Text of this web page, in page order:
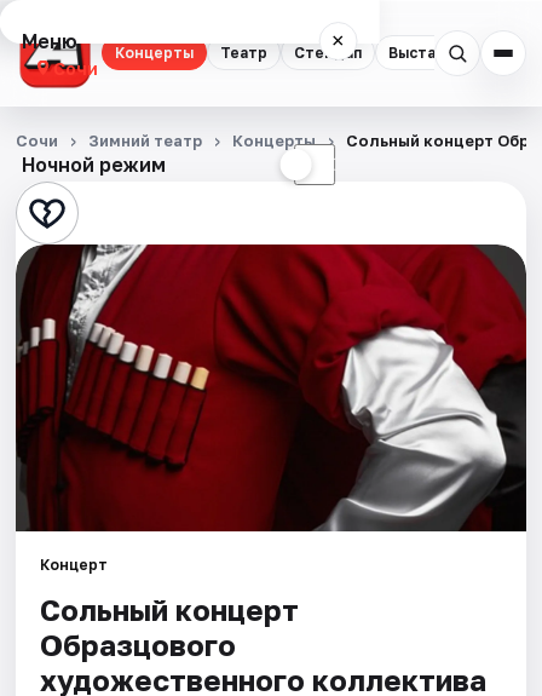
Концерты Театр Стендап Выставки
Меню ×
Сочи
Концерты
Театр
Стендап
Выставки
Квесты
Экскурсии
Спорт
События
Города
Площадки
Ночной режим ☾
Сочи Зимний театр Концерты Сольный концерт
Концерт
Сольный концерт
Образцового
художественного коллектива